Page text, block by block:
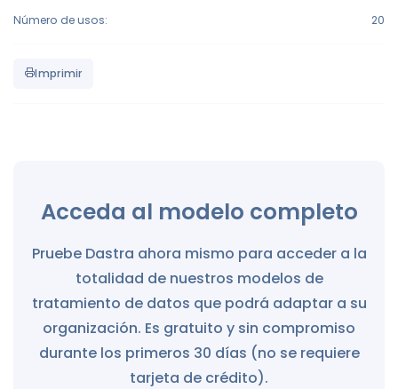
Número de usos: 20
Imprimir
Acceda al modelo completo
Pruebe Dastra ahora mismo para acceder a la
totalidad de nuestros modelos de
tratamiento de datos que podrá adaptar a su
organización. Es gratuito y sin compromiso
durante los primeros 30 días (no se requiere
tarjeta de crédito).